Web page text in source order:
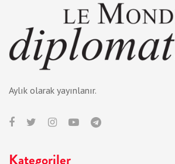
Aylık olarak yayınlanır.
Kategoriler